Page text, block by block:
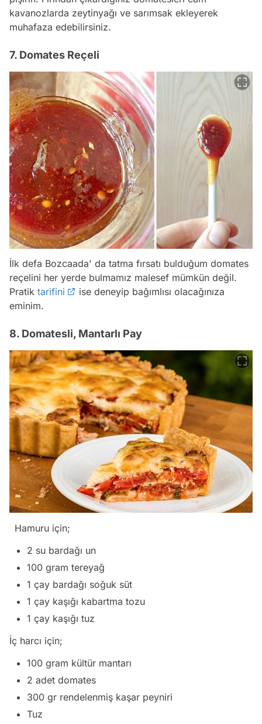
kavanozlarda zeytinyağı ve sarımsak ekleyerek
muhafaza edebilirsiniz.
7. Domates Reçeli
İlk defa Bozcaada' da tatma fırsatı bulduğum domates
reçelini her yerde bulmamız malesef mümkün değil.
Pratik tarifini
ise deneyip bağımlısı olacağınıza
eminim.
8. Domatesli, Mantarlı Pay
Hamuru için;
2 su bardağı un
100 gram tereyağ
1 çay bardağı soğuk süt
1 çay kaşığı kabartma tozu
1 çay kaşığı tuz
İç harcı için;
100 gram kültür mantarı
2 adet domates
300 gr rendelenmiş kaşar peyniri
Tuz